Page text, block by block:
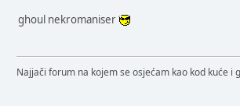
ghoul nekromaniser
Najjači forum na kojem se osjećam kao kod kuće